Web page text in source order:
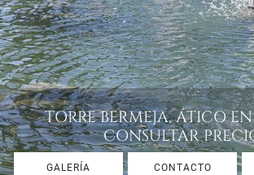
TORRE BERMEJA, ÁTICO
CONSULTAR
GALERÍA CONTACTO